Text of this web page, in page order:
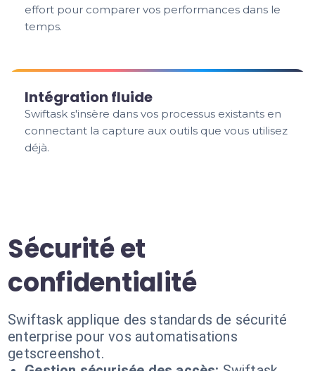
effort pour comparer vos performances dans le
temps.
Intégration fluide
Swiftask s'insère dans vos processus existants en
connectant la capture aux outils que vous utilisez
déjà.
Sécurité et
confidentialité
Swiftask applique des standards de sécurité
enterprise pour vos automatisations
getscreenshot.